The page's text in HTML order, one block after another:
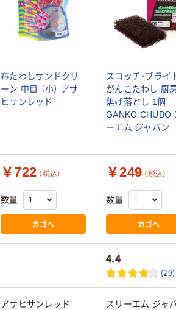
布たわしサンドクリ
ーン 中目 （小） アサ
ヒサンレッド
スコッチ・ブライ
がんこたわし 厨
焦げ落とし 1個
GANKO CHUBO
ーエム ジャパン
￥722 （税込）
数量
カゴへ
￥249 （税込）
数量
カゴへ
4.4
(29)
アサヒサンレッド スリーエム ジャ